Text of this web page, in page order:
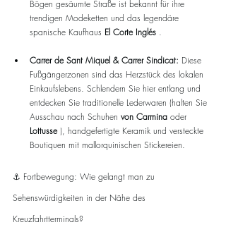
Bögen gesäumte Straße ist bekannt für ihre
trendigen Modeketten und das legendäre
spanische Kaufhaus El Corte Inglés .
Carrer de Sant Miquel & Carrer Sindicat: Diese
Fußgängerzonen sind das Herzstück des lokalen
Einkaufslebens. Schlendern Sie hier entlang und
entdecken Sie traditionelle Lederwaren (halten Sie
Ausschau nach Schuhen von Carmina oder
Lottusse ), handgefertigte Keramik und versteckte
Boutiquen mit mallorquinischen Stickereien.
⚓ Fortbewegung: Wie gelangt man zu
Sehenswürdigkeiten in der Nähe des
Kreuzfahrtterminals?